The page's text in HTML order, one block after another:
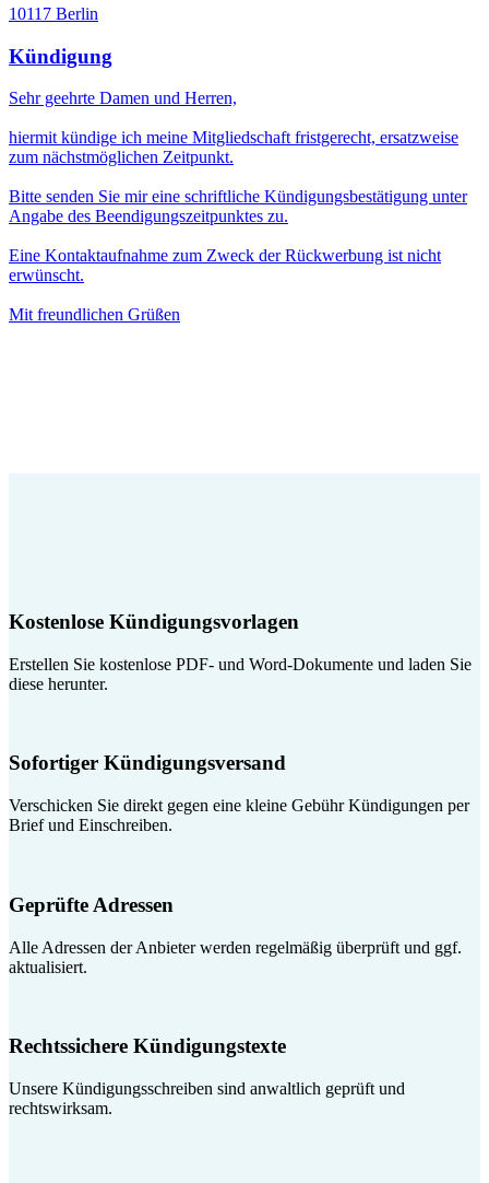
10117 Berlin
Kündigung
Sehr geehrte Damen und Herren,
hiermit kündige ich meine Mitgliedschaft fristgerecht, ersatzweise
zum nächstmöglichen Zeitpunkt.
Bitte senden Sie mir eine schriftliche Kündigungsbestätigung unter
Angabe des Beendigungszeitpunktes zu.
Eine Kontaktaufnahme zum Zweck der Rückwerbung ist nicht
erwünscht.
Mit freundlichen Grüßen
Kostenlose Kündigungsvorlagen
Erstellen Sie kostenlose PDF- und Word-Dokumente und laden Sie
diese herunter.
Sofortiger Kündigungsversand
Verschicken Sie direkt gegen eine kleine Gebühr Kündigungen per
Brief und Einschreiben.
Geprüfte Adressen
Alle Adressen der Anbieter werden regelmäßig überprüft und ggf.
aktualisiert.
Rechtssichere Kündigungstexte
Unsere Kündigungsschreiben sind anwaltlich geprüft und
rechtswirksam.